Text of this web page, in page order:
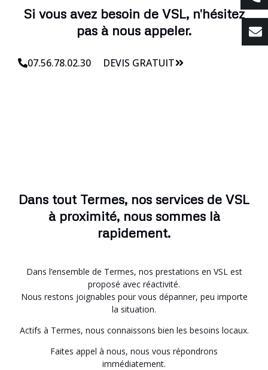
Si vous avez besoin de VSL, n'hésitez
pas à nous appeler.
07.56.78.02.30 DEVIS GRATUIT
Dans tout Termes, nos services de VSL
à proximité, nous sommes là
rapidement.
Dans l’ensemble de Termes, nos prestations en VSL est
proposé avec réactivité.
Nous restons joignables pour vous dépanner, peu importe
la situation.
Actifs à Termes, nous connaissons bien les besoins locaux.
Faites appel à nous, nous vous répondrons
immédiatement.